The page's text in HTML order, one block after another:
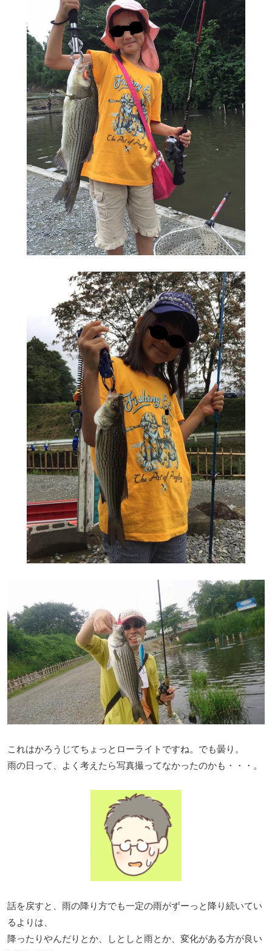
これはかろうじてちょっとローライトですね。でも曇り。
雨の日って、よく考えたら写真撮ってなかったのかも・・・。
話を戻すと、雨の降り方でも一定の雨がずーっと降り続いてい
るよりは、
降ったりやんだりとか、しとしと雨とか、変化がある方が良い